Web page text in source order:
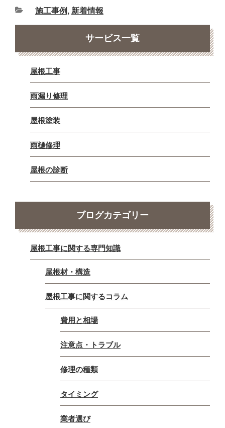
施工事例 , 新着情報
サービス一覧
屋根工事
雨漏り修理
屋根塗装
雨樋修理
屋根の診断
ブログカテゴリー
屋根工事に関する専門知識
屋根材・構造
屋根工事に関するコラム
費用と相場
注意点・トラブル
修理の種類
タイミング
業者選び